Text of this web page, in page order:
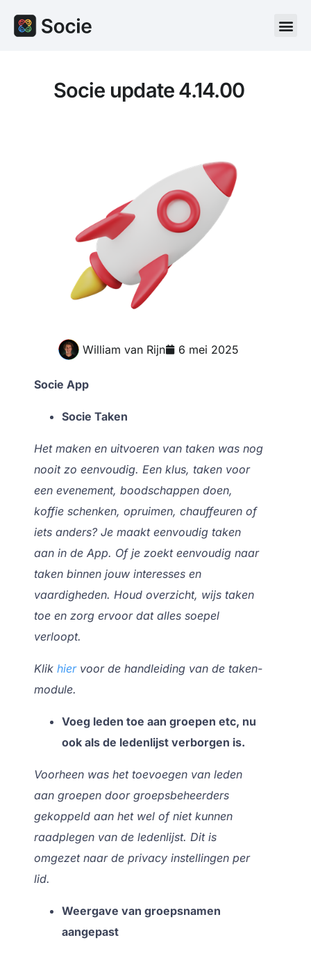
Socie update 4.14.00
William van Rijn 6 mei 2025
Socie App
Socie Taken
Het maken en uitvoeren van taken was nog
nooit zo eenvoudig. Een klus, taken voor
een evenement, boodschappen doen,
koffie schenken, opruimen, chauffeuren of
iets anders? Je maakt eenvoudig taken
aan in de App. Of je zoekt eenvoudig naar
taken binnen jouw interesses en
vaardigheden. Houd overzicht, wijs taken
toe en zorg ervoor dat alles soepel
verloopt.
Klik hiervoor de handleiding van de taken-
module.
Voeg leden toe aan groepen etc, nu
ook als de ledenlijst verborgen is.
Voorheen was het toevoegen van leden
aan groepen door groepsbeheerders
gekoppeld aan het wel of niet kunnen
raadplegen van de ledenlijst. Dit is
omgezet naar de privacy instellingen per
lid.
Weergave van groepsnamen
aangepast